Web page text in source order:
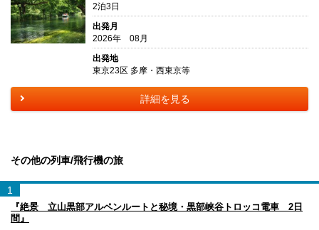
2泊3日
出発月
2026年 08月
出発地
東京23区 多摩・西東京等
詳細を見る
その他の列車/飛行機の旅
1
『絶景 立山黒部アルペンルートと秘境・黒部峡谷トロッコ電車 2日
間』